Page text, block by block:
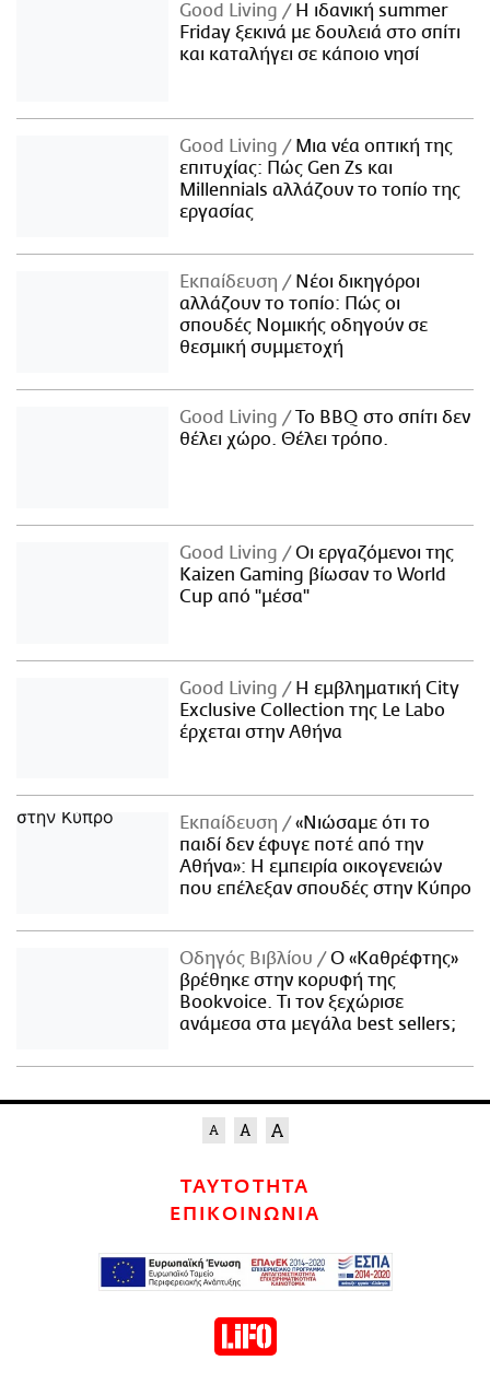
Good Living
Η ιδανική summer
Friday ξεκινά με δουλειά στο σπίτι
και καταλήγει σε κάποιο νησί
Good Living
Μια νέα οπτική της
επιτυχίας: Πώς Gen Zs και
Millennials αλλάζουν το τοπίο της
εργασίας
Εκπαίδευση
Νέοι δικηγόροι
αλλάζουν το τοπίο: Πώς οι
σπουδές Νομικής οδηγούν σε
θεσμική συμμετοχή
Good Living
Το BBQ στο σπίτι δεν
θέλει χώρο. Θέλει τρόπο.
Good Living
Οι εργαζόμενοι της
Kaizen Gaming βίωσαν το World
Cup από "μέσα"
Good Living
Η εμβληματική City
Exclusive Collection της Le Labo
έρχεται στην Αθήνα
Εκπαίδευση
«Νιώσαμε ότι το
παιδί δεν έφυγε ποτέ από την
Αθήνα»: Η εμπειρία οικογενειών
που επέλεξαν σπουδές στην Κύπρο
Οδηγός Βιβλίου
Ο «Καθρέφτης»
βρέθηκε στην κορυφή της
Bookvoice. Τι τον ξεχώρισε
ανάμεσα στα μεγάλα best sellers;
ΤΑΥΤΟΤΗΤΑ
ΕΠΙΚΟΙΝΩΝΙΑ